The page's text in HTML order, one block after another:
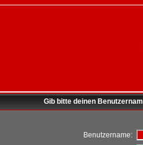
Gib bitte deinen
Benutzername: